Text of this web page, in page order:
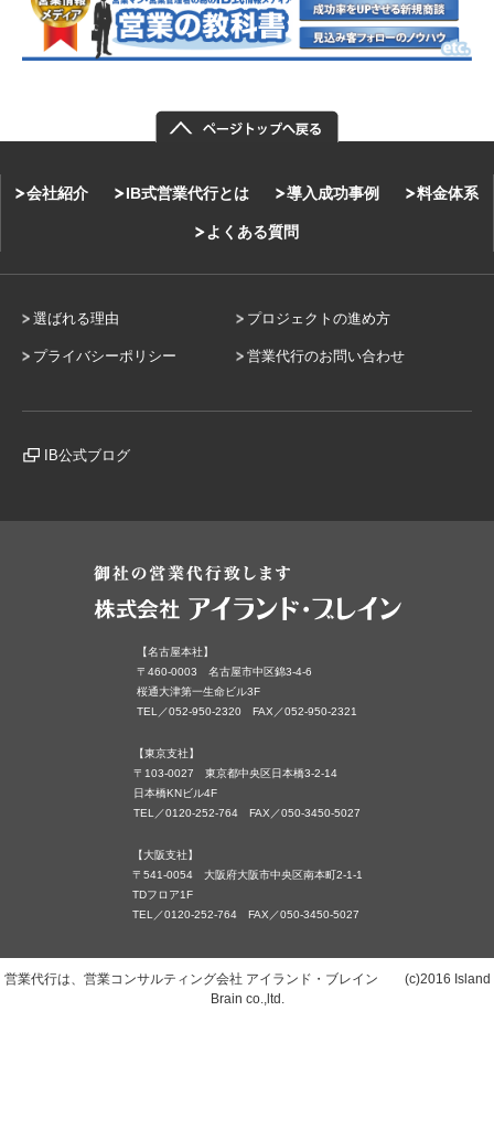
会社紹介 IB式営業代行とは 導入成功事例 料金体系
よくある質問
選ばれる理由 プロジェクトの進め方
プライバシーポリシー 営業代行のお問い合わせ
IB公式ブログ
【名古屋本社】
〒460-0003 名古屋市中区錦3-4-6
桜通大津第一生命ビル3F
TEL／052-950-2320 FAX／052-950-2321
【東京支社】
〒103-0027 東京都中央区日本橋3-2-14
日本橋KNビル4F
TEL／0120-252-764 FAX／050-3450-5027
【大阪支社】
〒541-0054 大阪府大阪市中央区南本町2-1-1
TDフロア1F
TEL／0120-252-764 FAX／050-3450-5027
営業代行は、営業コンサルティング会社 アイランド・ブレイン (c)2016 Island
Brain co.,ltd.